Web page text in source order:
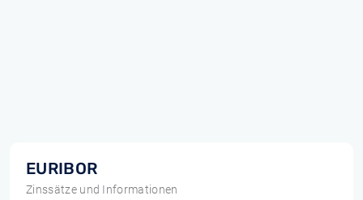
EURIBOR
Zinssätze und Informationen